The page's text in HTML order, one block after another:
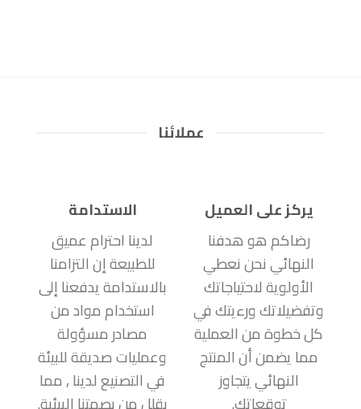
عملائنا
يركز على العميل
رضاكم هو هدفنا
النهائي نحن نعطي
الأولوية لاحتياجاتك
وتفضيلاتك ورءيتك في
كل خطوة من العملية
مما يضمن أن المنتج
النهائي يتجاوز
الاستدامة
لدينا احترام عميق
للطبيعة إن التزامنا
بالاستدامة يدفعنا إلى
استخدام مواد من
مصادر مسؤولة
وعمليات صديقة للبيئة
في التصنيع لدينا , مما